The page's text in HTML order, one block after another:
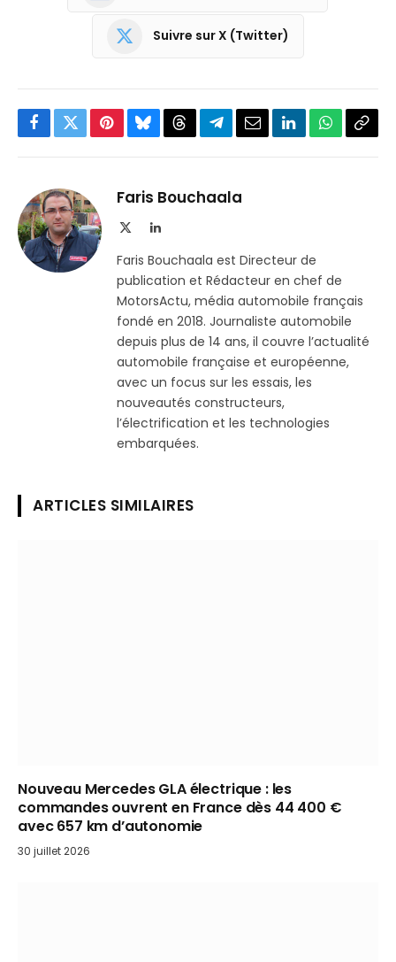
Suivre sur X (Twitter)
Facebook
TwitterPinterestBlueskyThreadsPartager
Telegram
EmailLinkedInWhatsApp
Faris Bouchaala
LinkedIn
Faris Bouchaala est Directeur de
publication et Rédacteur en chef de
MotorsActu, média automobile français
fondé en 2018. Journaliste automobile
depuis plus de 14 ans, il couvre l’actualité
automobile française et européenne,
avec un focus sur les essais, les
nouveautés constructeurs,
l’électrification et les technologies
embarquées.
ARTICLES SIMILAIRES
Nouveau Mercedes GLA électrique : les
commandes ouvrent en France dès 44 400 €
avec 657 km d’autonomie
30 juillet 2026